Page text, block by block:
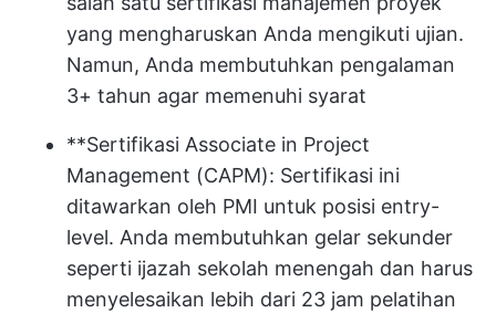
yang mengharuskan Anda mengikuti ujian.
Namun, Anda membutuhkan pengalaman
3+ tahun agar memenuhi syarat
**Sertifikasi Associate in Project
Management (CAPM): Sertifikasi ini
ditawarkan oleh PMI untuk posisi entry-
level. Anda membutuhkan gelar sekunder
seperti ijazah sekolah menengah dan harus
menyelesaikan lebih dari 23 jam pelatihan